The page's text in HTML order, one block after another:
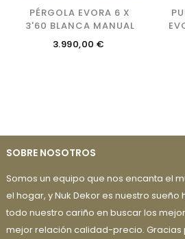
PÉRGOLA EVORA 6 X
3'60 BLANCA MANUAL
Precio
3.990,00 €
SOBRE NOSOTROS
Somos un equipo que nos encanta el
el hogar, y Nuk Dekor es nuestro
todo nuestro cariño en buscar los
mejor relación calidad-precio. Gracias